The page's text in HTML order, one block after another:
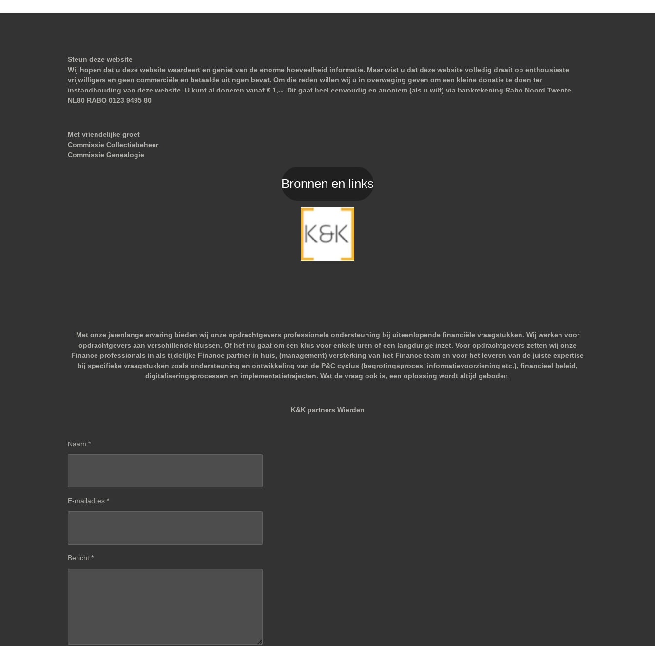
Steun deze website
Wij hopen dat u deze website waardeert en geniet van de enorme hoeveelheid informatie. Maar wist u dat deze website volledig draait op enthousiaste
vrijwilligers en geen commerciële en betaalde uitingen bevat. Om die reden willen wij u in overweging geven om een kleine donatie te doen ter
instandhouding van deze website. U kunt al doneren vanaf € 1,--. Dit gaat heel eenvoudig en anoniem (als u wilt) via bankrekening Rabo Noord Twente
NL80 RABO 0123 9495 80
Met vriendelijke groet
Commissie Collectiebeheer
Commissie Genealogie
Bronnen en links
Met onze jarenlange ervaring bieden wij onze opdrachtgevers professionele ondersteuning bij uiteenlopende financiële vraagstukken. Wij werken voor
opdrachtgevers aan verschillende klussen. Of het nu gaat om een klus voor enkele uren of een langdurige inzet. Voor opdrachtgevers zetten wij onze
Finance professionals in als tijdelijke Finance partner in huis, (management) versterking van het Finance team en voor het leveren van de juiste expertise
bij specifieke vraagstukken zoals ondersteuning en ontwikkeling van de P&C cyclus (begrotingsproces, informatievoorziening etc.), financieel beleid,
digitaliseringsprocessen en implementatietrajecten. Wat de vraag ook is, een oplossing wordt altijd geboden.
K&K partners Wierden
Naam *
E-mailadres *
Bericht *